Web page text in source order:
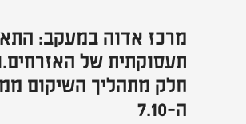
מרכז אדוה במעקב:
תעסוקתית של
חלק מתהליך השיקום
ה-7.10